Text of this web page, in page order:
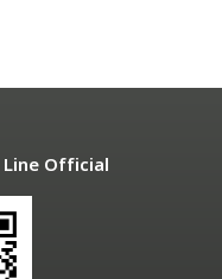
Line Official